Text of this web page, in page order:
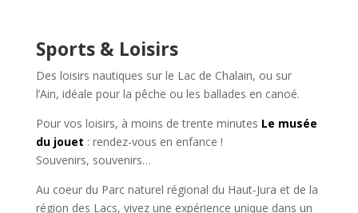
Sports & Loisirs
Des loisirs nautiques sur le Lac de Chalain, ou sur
l’Ain, idéale pour la pêche ou les ballades en canoé.
Pour vos loisirs, à moins de trente minutes Le musée
du jouet : rendez-vous en enfance !
Souvenirs, souvenirs…
Au coeur du Parc naturel régional du Haut-Jura et de la
région des Lacs, vivez une expérience unique dans un